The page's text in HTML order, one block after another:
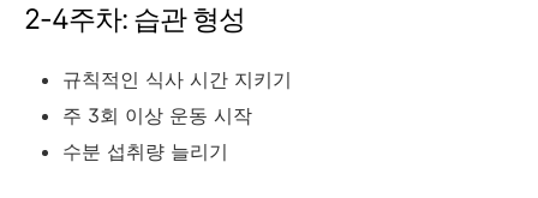
2-4주차: 습관 형성
규칙적인 식사 시간 지키기
주 3회 이상 운동 시작
수분 섭취량 늘리기